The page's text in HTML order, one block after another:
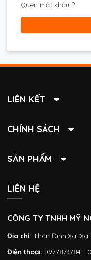
Quên mật khẩu ?
LIÊN KẾT
CHÍNH SÁCH
SẢN PHẨM
LIÊN HỆ
CÔNG TY TNHH MỸ
Địa chỉ: Thôn Đinh Xá, Xã
Điện thoại: 0977873784 -